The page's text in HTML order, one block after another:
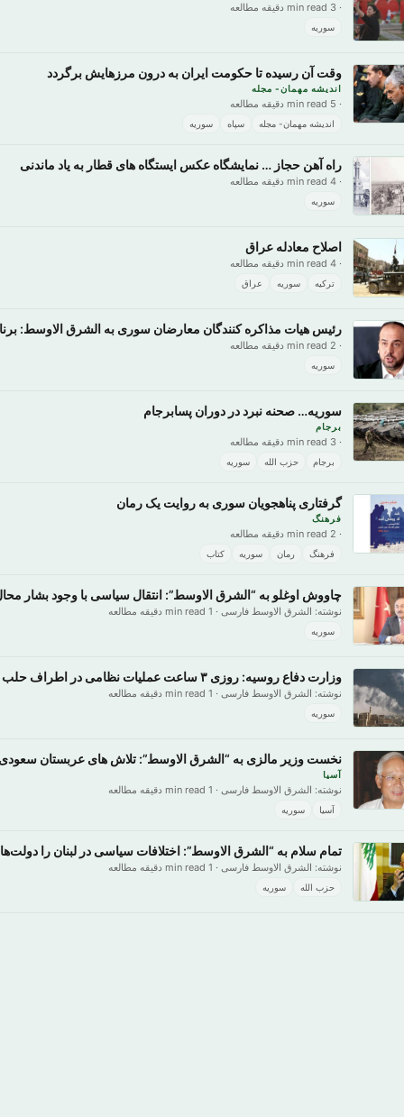
· 3 min read دقیقه مطالعه
سوریه
وقت آن رسیده تا حکومت ایران به درون مرزهایش برگردد
اندیشه مهمان- مجله
· 5 min read دقیقه مطالعه
اندیشه مهمان- مجله سپاه سوریه
راه آهن حجاز … نمایشگاه عکس ایستگاه های قطار به یاد ماندنی
· 4 min read دقیقه مطالعه
سوریه
اصلاح معادله عراق
· 4 min read دقیقه مطالعه
ترکیه سوریه عراق
رئیس هیات مذاکره کنندگان معارضان سوری به الشرق الاوسط:
· 2 min read دقیقه مطالعه
سوریه
سوریه… صحنه نبرد در دوران پسابرجام
برجام
· 3 min read دقیقه مطالعه
برجام حزب الله سوریه
گرفتاری پناهجویان سوری به روایت یک رمان
فرهنگ
· 2 min read دقیقه مطالعه
فرهنگ رمان سوریه کتاب
چاووش اوغلو به “الشرق الاوسط”: انتقال سیاسی با وجود بشار
نوشته: الشرق الاوسط فارسی · 1 min read دقیقه مطالعه
سوریه
وزارت دفاع روسیه: روزی ۳ ساعت عملیات نظامی در اطراف حلب را متوقف می‌کند.. ومخالفان سوری: کافی نیست
نوشته: الشرق الاوسط فارسی · 1 min read دقیقه مطالعه
سوریه
نخست وزیر مالزی به “الشرق الاوسط”: تلاش های عربستان
آسیا
نوشته: الشرق الاوسط فارسی · 1 min read دقیقه مطالعه
آسیا سوریه
تمام سلام به “الشرق الاوسط”: اختلافات سیاسی در لبنان را
نوشته: الشرق الاوسط فارسی · 1 min read دقیقه مطالعه
حزب الله سوریه